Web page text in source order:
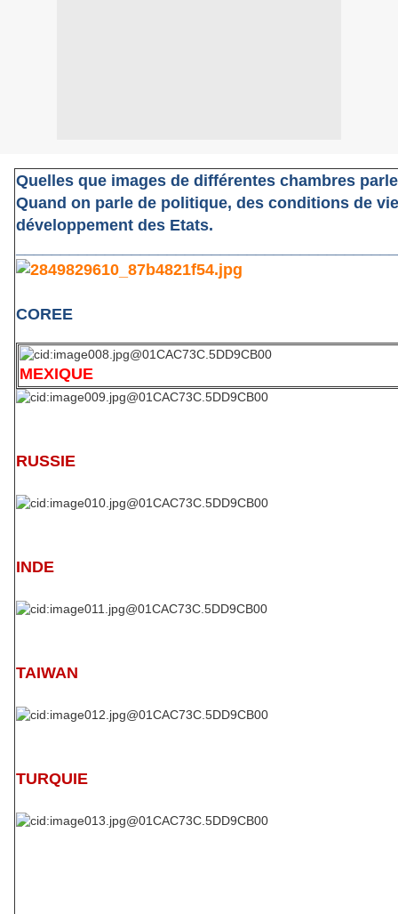
Quelles que images de différentes chambres
Quand on parle de politique, des conditions de
développement des Etats.
COREE
MEXIQUE
RUSSIE
INDE
TAIWAN
TURQUIE